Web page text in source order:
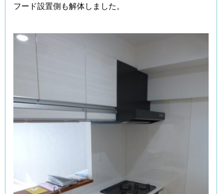
フード設置側も解体しました。